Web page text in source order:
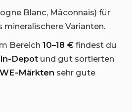
Blanc, Mâconnais) für
mineralischere Varianten.
Bereich 10–18 € findest du
Depot und gut sortierten
Märkten sehr gute